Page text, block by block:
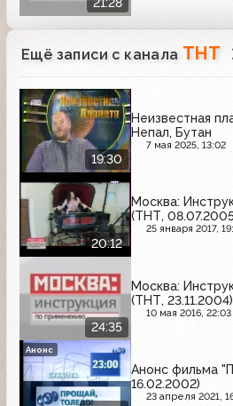
Ещё записи с канала ТНТ
19:30
Неизвестная
Непал, Бутан
7 мая 2025, 13:02
20:12
Москва:
(ТНТ,
25 января 2017,
24:35
Москва:
(ТНТ, 23.11.2004)
10 мая 2016, 22:03
Анонс фильма
16.02.2002)
23 апреля 2021,
Анонс